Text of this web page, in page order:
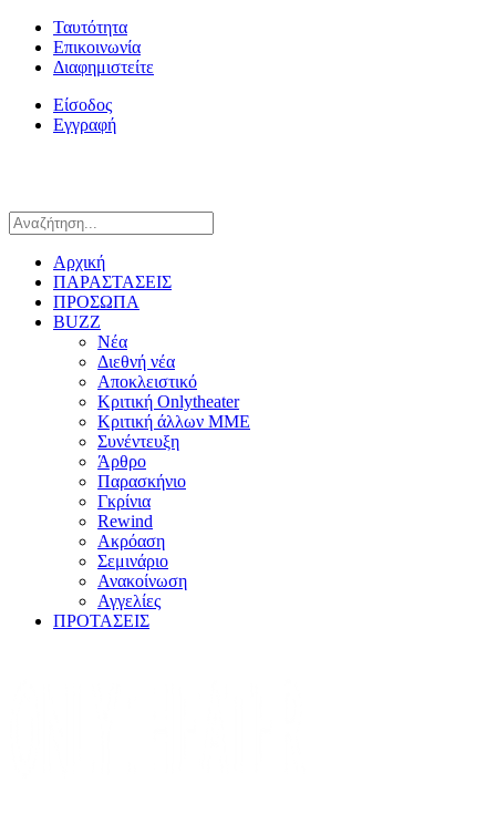
Ταυτότητα
Επικοινωνία
Διαφημιστείτε
Είσοδος
Εγγραφή
Αρχική
ΠΑΡΑΣΤΑΣΕΙΣ
ΠΡΟΣΩΠΑ
BUZZ
Νέα
Διεθνή νέα
Αποκλειστικό
Κριτική Onlytheater
Κριτική άλλων ΜΜΕ
Συνέντευξη
Άρθρο
Παρασκήνιο
Γκρίνια
Rewind
Ακρόαση
Σεμινάριο
Ανακοίνωση
Αγγελίες
ΠΡΟΤΑΣΕΙΣ